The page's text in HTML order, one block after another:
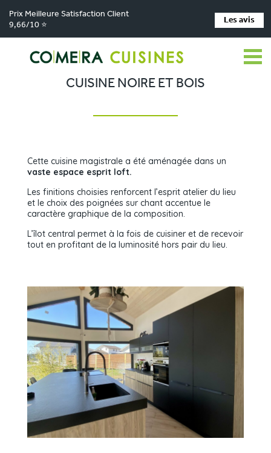
Prix Meilleure Satisfaction Client
9,66/10 ⭐
Les avis
Comera Cuisines > Cuisine noire et bois
CUISINE NOIRE ET BOIS
Cette cuisine magistrale a été aménagée dans un
vaste espace esprit loft.
Les finitions choisies renforcent l’esprit atelier du lieu
et le choix des poignées sur chant accentue le
caractère graphique de la composition.
L’îlot central permet à la fois de cuisiner et de recevoir
tout en profitant de la luminosité hors pair du lieu.